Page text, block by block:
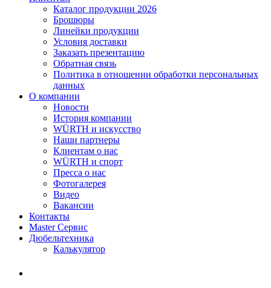
Каталог продукции 2026
Брошюры
Линейки продукции
Условия доставки
Заказать презентацию
Обратная связь
Политика в отношении обработки персональных
данных
О компании
Новости
История компании
WÜRTH и искусство
Наши партнеры
Клиентам о нас
WÜRTH и спорт
Пресса о нас
Фотогалерея
Видео
Вакансии
Контакты
Master Сервис
Дюбельтехника
Калькулятор